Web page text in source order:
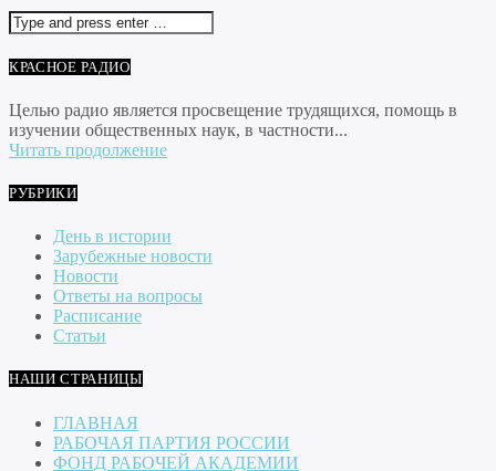
КРАСНОЕ РАДИО
Целью радио является просвещение трудящихся, помощь в
изучении общественных наук, в частности...
Читать продолжение
РУБРИКИ
День в истории
Зарубежные новости
Новости
Ответы на вопросы
Расписание
Статьи
НАШИ СТРАНИЦЫ
ГЛАВНАЯ
РАБОЧАЯ ПАРТИЯ РОССИИ
ФОНД РАБОЧЕЙ АКАДЕМИИ